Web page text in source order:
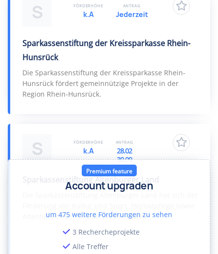
S
Sparkassenstiftung der Kreissparkasse Rhein-
Hunsrück
Die Sparkassenstiftung der Kreissparkasse Rhein-
Hunsrück fördert gemeinnützige Projekte in der
Region Rhein-Hunsrück.
FÖRDERHÖHE
k.A
ANTRAG
Jederzeit
S
Sparkassenstiftung Altenburger Land
Die Sparkassenstiftung Altenburger Land hat sich der
Altenhilfe in der Region verschrieben.
FÖRDERHÖHE
k.A
ANTRAG
28.02
30.09
Premium feature
Account upgraden
um 475 weitere Förderungen zu sehen
3 Rechercheprojekte
Alle Treffer